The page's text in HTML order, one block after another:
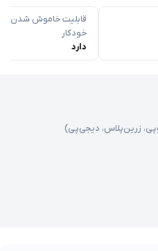
قابلیت خاموش شدن
خودکار
دارد
زرین‌پلاس، دیجی‌پی)